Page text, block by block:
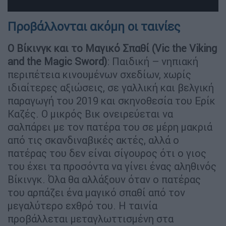
Προβάλλονται ακόμη οι ταινίες
Ο Bίκινγκ και το Μαγικό Σπαθί (Vic the Viking
and the Magic Sword): Παιδική – νηπιακή
περιπέτεια κινουμένων σχεδίων, χωρίς
ιδιαίτερες αξιώσεις, σε γαλλική και βελγική
παραγωγή του 2019 και σκηνοθεσία του Ερίκ
Καζές. Ο μικρός Βικ ονειρεύεται να
σαλπάρει με τον πατέρα του σε μέρη μακριά
από τις σκανδιναβικές ακτές, αλλά ο
πατέρας του δεν είναι σίγουρος ότι ο γιος
του έχει τα προσόντα να γίνει ένας αληθινός
Βίκινγκ. Όλα θα αλλάξουν όταν ο πατέρας
του αρπάζει ένα μαγικό σπαθί από τον
μεγαλύτερο εχθρό του. Η ταινία
προβάλλεται μεταγλωττισμένη στα